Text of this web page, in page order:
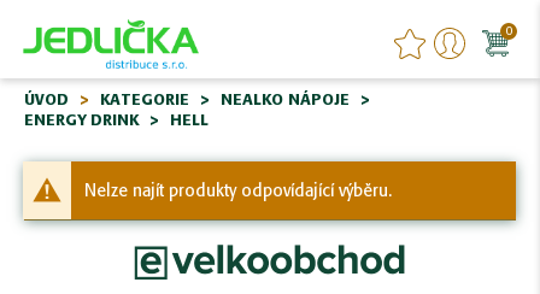
0
ÚVOD KATEGORIE
NEALKO NÁPOJE
ENERGY DRINK
HELL
Nelze najít produkty odpovídající výběru.